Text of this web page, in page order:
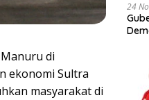
di
ekonomi Sultra
masyarakat di
24